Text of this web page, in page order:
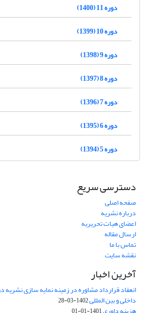
دوره 11 (1400)
دوره 10 (1399)
دوره 9 (1398)
دوره 8 (1397)
دوره 7 (1396)
دوره 6 (1395)
دوره 5 (1394)
دسترسی سریع
صفحه اصلی
درباره نشریه
اعضای هیات تحریریه
ارسال مقاله
تماس با ما
نقشه سایت
آخرین اخبار
انعقاد قرارداد مشاوره در زمینه نمایه سازی نشریه
داخلی و بین المللی1402-03-28